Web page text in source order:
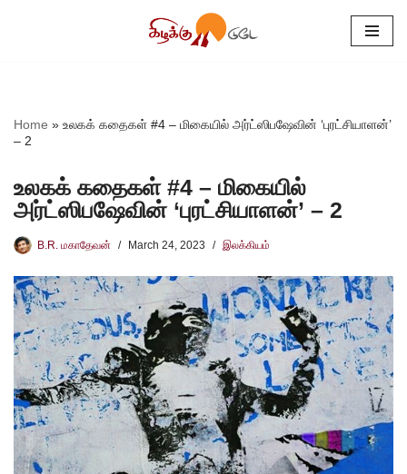
Home » உலகக் கதைகள் #4 – மிகையில் அர்ட்ஸிபஷேவின் ‘புரட்சியாளன்’
– 2
உலகக் கதைகள் #4 – மிகையில்
அர்ட்ஸிபஷேவின் ‘புரட்சியாளன்’ – 2
B.R. மகாதேவன் March 24, 2023 இலக்கியம்